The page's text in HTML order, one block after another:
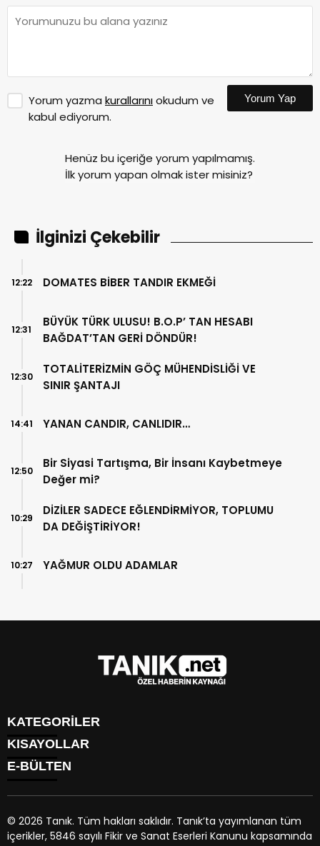
Yorum yazma kurallarınıokudum ve
kabul ediyorum.
Yorum Yap
Henüz bu içeriğe yorum yapılmamış.
İlk yorum yapan olmak ister misiniz?
İlginizi Çekebilir
DOMATES BİBER TANDIR EKMEĞİ
12:22
BÜYÜK TÜRK ULUSU! B.O.P’ TAN HESABI
BAĞDAT’TAN GERİ DÖNDÜR!
12:31
TOTALİTERİZMİN GÖÇ MÜHENDİSLİĞİ VE
SINIR ŞANTAJI
12:30
YANAN CANDIR, CANLIDIR…
14:41
Bir Siyasi Tartışma, Bir İnsanı Kaybetmeye
Değer mi?
12:50
DİZİLER SADECE EĞLENDİRMİYOR, TOPLUMU
DA DEĞİŞTİRİYOR!
10:29
YAĞMUR OLDU ADAMLAR
10:27
KATEGORİLER
GÜNDEM
EKONOMİ
SİYASET
YAŞAM
KISAYOLLAR
HAVA DURUMU
TRAFİK DURUMU
PUAN DURUMU
E-BÜLTEN
tanik.nete-bültenine abone olarak, tarafınıza haber, duyuru
© 2026 Tanık. Tüm hakları saklıdır. Tanık’ta yayımlanan tüm
içerikler, 5846 sayılı Fikir ve Sanat Eserleri Kanunu kapsamında